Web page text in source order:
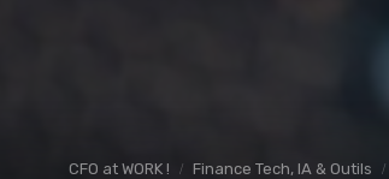
CFO at WORK ! Finance Tech, IA & Outils